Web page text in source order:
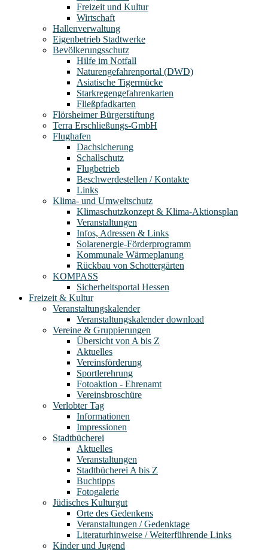
Freizeit und Kultur
Wirtschaft
Hallenverwaltung
Eigenbetrieb Stadtwerke
Bevölkerungsschutz
Hilfe im Notfall
Naturengefahrenportal (DWD)
Asiatische Tigermücke
Starkregengefahrenkarten
Fließpfadkarten
Flörsheimer Bürgerstiftung
Terra Erschließungs-GmbH
Flughafen
Dachsicherung
Schallschutz
Flugbetrieb
Beschwerdestellen / Kontakte
Links
Klima- und Umweltschutz
Klimaschutzkonzept & Klima-Aktionsplan
Veranstaltungen
Infos, Adressen & Links
Solarenergie-Förderprogramm
Kommunale Wärmeplanung
Rückbau von Schottergärten
KOMPASS
Sicherheitsportal Hessen
Freizeit & Kultur
Veranstaltungskalender
Veranstaltungskalender download
Vereine & Gruppierungen
Übersicht von A bis Z
Aktuelles
Vereinsförderung
Sportlerehrung
Fotoaktion - Ehrenamt
Vereinsbroschüre
Verlobter Tag
Informationen
Impressionen
Stadtbücherei
Aktuelles
Veranstaltungen
Stadtbücherei A bis Z
Buchtipps
Fotogalerie
Jüdisches Kulturgut
Orte des Gedenkens
Veranstaltungen / Gedenktage
Literaturhinweise / Weiterführende Links
Kinder und Jugend